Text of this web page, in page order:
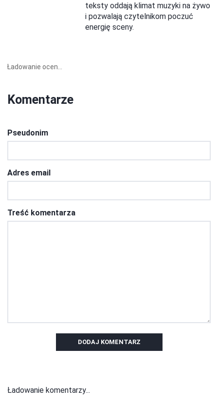
teksty oddają klimat muzyki na żywo
i pozwalają czytelnikom poczuć
energię sceny.
Ładowanie ocen...
Komentarze
Pseudonim
Adres email
Treść komentarza
DODAJ KOMENTARZ
Ładowanie komentarzy...